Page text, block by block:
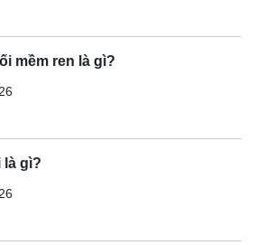
mềm ren là gì?
là gì?